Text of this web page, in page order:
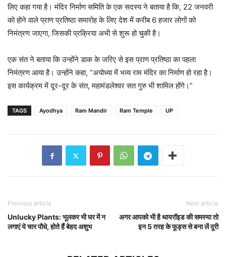
लिए कहा गया है। मंदिर निर्माण समिति के एक सदस्य ने बताया है कि, 22 जनवरी
को होने वाले प्राण प्रतिष्ठा समारोह के लिए देश में करीब 6 हजार लोगों को
निमंत्रण जाएगा, जिसकी प्रक्रिया अभी से शुरू हो चुकी है।
एक संत ने बताया कि उन्होंने डाक के जरिए से इस प्राण प्रतिष्ठा का पहला
निमंत्रण आया है। उन्होंने कहा, “अयोध्या में भव्य राम मंदिर का निर्माण हो रहा है।
इस कार्यक्रम में दूर-दूर के संत, महामंडलेश्वर सत गुरु भी शामिल होंगे।”
TAGS Ayodhya Ram Mandir Ram Temple UP
Previous article
Unlucky Plants: भूलकर भी घर में न
लगाएं ये चार पौधे, होते हैं बेहद अशुभ
Next article
अगर आपको भी है थायरॉइड की समस्या तो
इन 5 तरह के फूड्स से बना लें दूरी